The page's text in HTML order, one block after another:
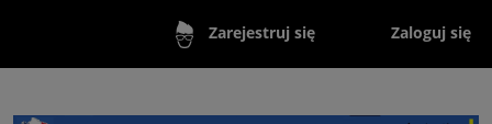
Zarejestruj się Zaloguj się